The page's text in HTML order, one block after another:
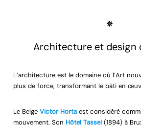
Architecture et design
L’architecture est le domaine où l’Art
plus de force, transformant le bâti en
Le Belge Victor Hortaest considéré
mouvement. Son Hôtel Tassel (1894) à